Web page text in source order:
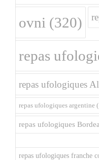
ovni (320)
repas
repas ufologiques
repas ufologiques argentine
repas ufologiques
repas ufologiques franche